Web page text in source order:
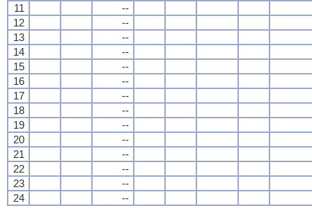
11
--
12
--
13
--
14
--
15
--
16
--
17
--
18
--
19
--
20
--
21
--
22
--
23
--
24
--